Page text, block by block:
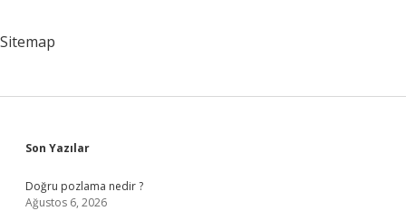
Sitemap
Sidebar
Son Yazılar
Doğru pozlama nedir ?
Ağustos 6, 2026